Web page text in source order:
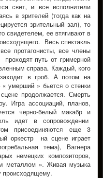
свет, и все исполнители
в зрителей (тогда как на
зрительный зал), то
свидетелем, ее втягивают в
Весь спектакль
протагонисты, все члены
путь от гримерной
справа. Каждый, кого
в гроб. А потом на
умерший » бьется о стенки
продолжается. Смерть
Игра ассоциаций, планов,
черно-белый макабр и
идет в сопровождении
присоединяются еще 3
оркестр на сцене играет
тема), Вагнера
немецких композиторов,
металлом ». Живая музыка
происходящему.